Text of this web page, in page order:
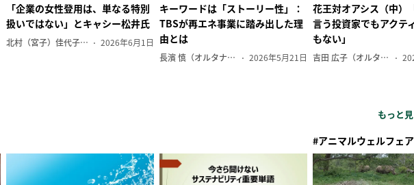
「企業の女性登用は、単なる特別
扱いではない」とキャシー松井氏
北村（宮子）佳代子（オルタナ輪番編集長） 2026年6月1日
キーワードは「ストーリー性」：
TBSが再エネ事業に踏み出した理
由とは
長濱 慎（オルタナ副編集長） 2026年5月21日
花王対オアシス（中）
言う投資家でもアクテ
もない」
吉田 広子（オルタナ輪番編集長）
もっと
#アニマルウェルフェア